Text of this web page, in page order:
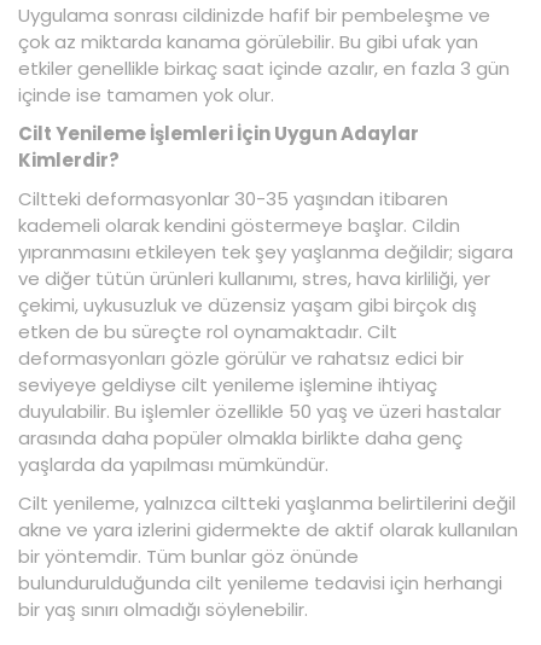
Uygulama sonrası cildinizde hafif bir pembeleşme ve
çok az miktarda kanama görülebilir. Bu gibi ufak yan
etkiler genellikle birkaç saat içinde azalır, en fazla 3 gün
içinde ise tamamen yok olur.
Cilt Yenileme İşlemleri İçin Uygun Adaylar
Kimlerdir?
Ciltteki deformasyonlar 30-35 yaşından itibaren
kademeli olarak kendini göstermeye başlar. Cildin
yıpranmasını etkileyen tek şey yaşlanma değildir; sigara
ve diğer tütün ürünleri kullanımı, stres, hava kirliliği, yer
çekimi, uykusuzluk ve düzensiz yaşam gibi birçok dış
etken de bu süreçte rol oynamaktadır. Cilt
deformasyonları gözle görülür ve rahatsız edici bir
seviyeye geldiyse cilt yenileme işlemine ihtiyaç
duyulabilir. Bu işlemler özellikle 50 yaş ve üzeri hastalar
arasında daha popüler olmakla birlikte daha genç
yaşlarda da yapılması mümkündür.
Cilt yenileme, yalnızca ciltteki yaşlanma belirtilerini değil
akne ve yara izlerini gidermekte de aktif olarak kullanılan
bir yöntemdir. Tüm bunlar göz önünde
bulundurulduğunda cilt yenileme tedavisi için herhangi
bir yaş sınırı olmadığı söylenebilir.